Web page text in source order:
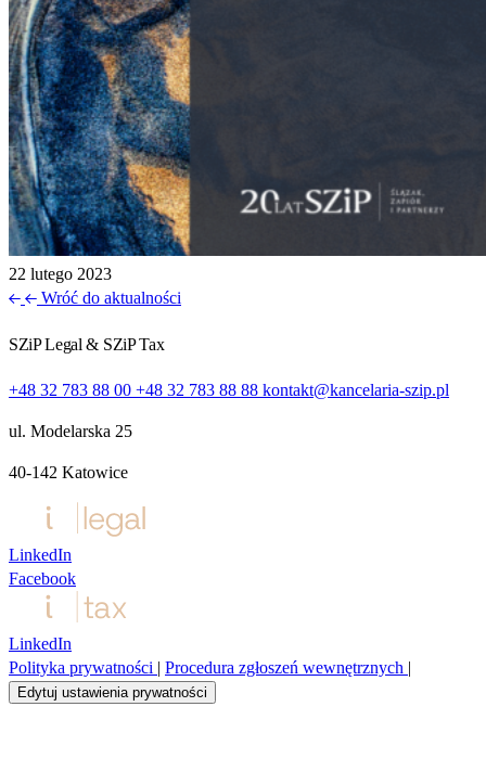
22 lutego 2023
Wróć do aktualności
SZiP Legal & SZiP Tax
+48 32 783 88 00 +48 32 783 88 88 kontakt@kancelaria-szip.pl
ul. Modelarska 25
40‑142 Katowice
LinkedIn
Facebook
LinkedIn
Polityka prywatności | Procedura zgłoszeń wewnętrznych |
Edytuj ustawienia prywatności